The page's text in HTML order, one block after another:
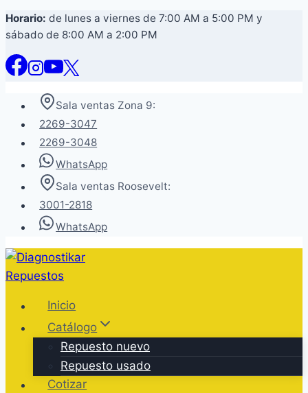
Saltar
al
contenido
Horario: de lunes a viernes de 7:00 AM a 5:00 PM y
sábado de 8:00 AM a 2:00 PM
Sala ventas Zona 9:
2269-3047
2269-3048
WhatsApp
Sala ventas Roosevelt:
3001-2818
WhatsApp
Inicio
Catálogo
Repuesto nuevo
Repuesto usado
Cotizar